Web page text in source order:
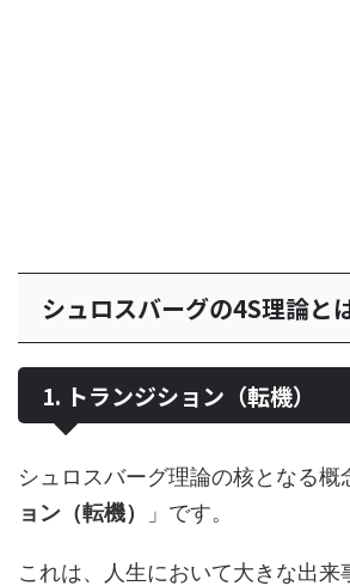
シュロスバーグの4S理論と
1. トランジション（転機）
シュロスバーグ理論の核となる概
ョン（転機）
」です。
これは、人生において大きな出来